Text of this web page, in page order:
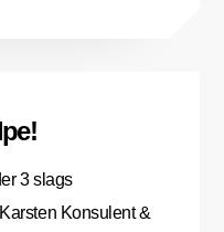
3 slags
Konsulent &